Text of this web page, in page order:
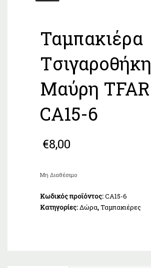
Ταμπακιέρα
Tσιγαροθήκη
Μαύρη TFAR
CA15-6
€8,00
Μη Διαθέσιμο
Κωδικός προϊόντος:CA15-6
Κατηγορίες:Δώρα,Ταμπακιέρες